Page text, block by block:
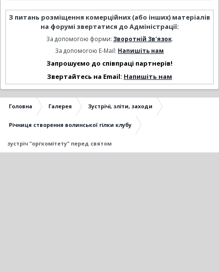
З питань розміщення комерційних (або інших) матеріалів
на форумі звертатися до Адміністрації:
За допомогою форми: Зворотній Зв'язок.
За допомогою E-Mail: Напишіть нам
Запрошуємо до співпраці партнерів!
Звертайтесь на Email: Напишіть нам
Головна Галерея Зустрічі, зліти, заходи
Річниця створення волинської гілки клубу
зустріч "оргкомітету" перед святом